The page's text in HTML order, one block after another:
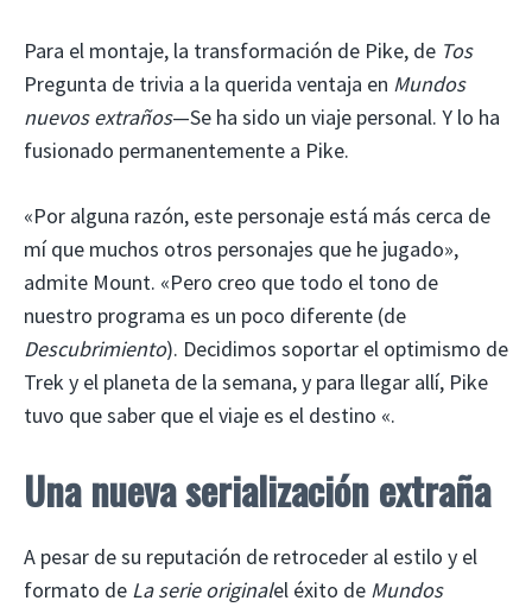
Para el montaje, la transformación de Pike, de Tos
Pregunta de trivia a la querida ventaja en Mundos
nuevos extraños—Se ha sido un viaje personal. Y lo ha
fusionado permanentemente a Pike.
«Por alguna razón, este personaje está más cerca de
mí que muchos otros personajes que he jugado»,
admite Mount. «Pero creo que todo el tono de
nuestro programa es un poco diferente (de
Descubrimiento). Decidimos soportar el optimismo de
Trek y el planeta de la semana, y para llegar allí, Pike
tuvo que saber que el viaje es el destino «.
Una nueva serialización extraña
A pesar de su reputación de retroceder al estilo y el
formato de La serie originalel éxito de Mundos